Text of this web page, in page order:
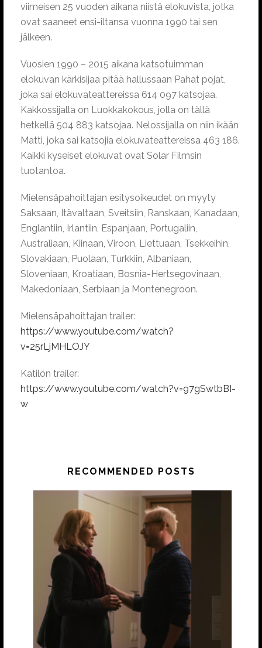
viimeisen 25 vuoden aikana niistä elokuvista, jotka
ovat saaneet ensi-iltansa vuonna 1990 tai sen
jälkeen.
Vuosien 1990 – 2015 aikana katsotuimman
elokuvan kärkisijaa pitää hallussaan Pahat pojat,
joka sai elokuvateattereissa 614 097 katsojaa.
Kakkossijalla on Luokkakokous, jolla on tällä
hetkellä 504 883 katsojaa. Nelossijalla on niin ikään
Matti, joka sai katsojia elokuvateattereissa 463 186.
Kaikki kyseiset elokuvat ovat Solar Filmsin
tuotantoa.
Mielensäpahoittajan esitysoikeudet on myyty
Saksaan, Itävaltaan, Sveitsiin, Ranskaan, Kanadaan,
Englantiin, Irlantiin, Espanjaan, Portugaliin,
Australiaan, Kiinaan, Viroon, Liettuaan, Tsekkeihin,
Slovakiaan, Puolaan, Turkkiin, Albaniaan,
Sloveniaan, Kroatiaan, Bosnia-Hertsegovinaan,
Makedoniaan, Serbiaan ja Montenegroon.
Mielensäpahoittajan trailer:
https://www.youtube.com/watch?
v=25rLjMHLOJY
Kätilön trailer:
https://www.youtube.com/watch?v=97gSwtbBI-
w
RECOMMENDED POSTS